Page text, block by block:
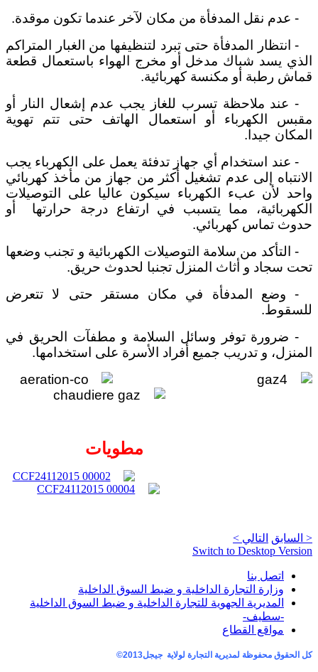
- عدم نقل المدفأة من مكان لآخر عندما تكون موقدة.
- انتظار المدفأة حتى تبرد لتنظيفها من الغبار المتراكم
الذي يسد شباك مدخل أو مخرج الهواء باستعمال قطعة
قماش رطبة أو مكنسة كهربائية.
- عند ملاحظة تسرب للغاز يجب عدم إشعال النار أو
مقبس الكهرباء أو استعمال الهاتف حتى تتم تهوية
المكان جيدا.
- عند استخدام أي جهاز تدفئة يعمل على الكهرباء يجب
الانتباه إلى عدم تشغيل أكثر من جهاز من مأخذ كهربائي
واحد لأن عبء الكهرباء سيكون عاليا على التوصيلات
الكهربائية، مما يتسبب في ارتفاع درجة حرارتها أو
حدوث تماس كهربائي.
- التأكد من سلامة التوصيلات الكهربائية و تجنب وضعها
تحت سجاد و أثاث المنزل تجنبا لحدوث حريق.
- وضع المدفأة في مكان مستقر حتى لا تتعرض
للسقوط.
- ضرورة توفر وسائل السلامة و مطفآت الحريق في
المنزل، و تدريب جميع أفراد الأسرة على استخدامها.
مطويات
< السابق التالي >
Switch to Desktop Version
اتصل بنا
وزارة التجارة الداخلية و ضبط السوق الداخلية
المديرية الجهوية للتجارة الداخلية و ضبط السوق الداخلية
-سطيف-
مواقع القطاع
كل الحقوق محفوظة لمديرية التجارة لولاية جيجل2013©